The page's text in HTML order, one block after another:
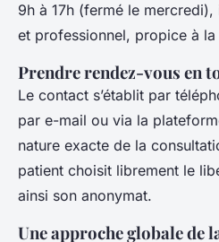
9h à 17h (fermé le
et professionnel, propice à
Prendre rendez-vous en
Le contact s’établit par
par e-mail ou via la
nature exacte de la
patient choisit librement le
ainsi son anonymat.
Une approche globale de